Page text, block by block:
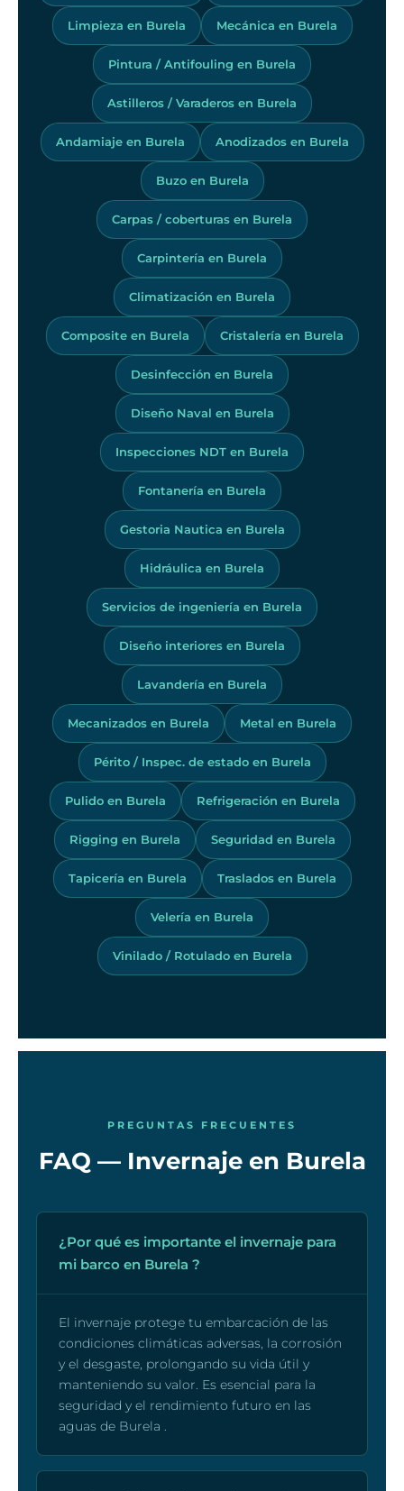
Limpieza en Burela Mecánica en Burela
Pintura / Antifouling en Burela
Astilleros / Varaderos en Burela
Andamiaje en Burela Anodizados en Burela
Buzo en Burela
Carpas / coberturas en Burela
Carpintería en Burela
Climatización en Burela
Composite en Burela Cristalería en Burela
Desinfección en Burela
Diseño Naval en Burela
Inspecciones NDT en Burela
Fontanería en Burela
Gestoria Nautica en Burela
Hidráulica en Burela
Servicios de ingeniería en Burela
Diseño interiores en Burela
Lavandería en Burela
Mecanizados en Burela Metal en Burela
Périto / Inspec. de estado en Burela
Pulido en Burela Refrigeración en Burela
Rigging en Burela Seguridad en Burela
Tapicería en Burela Traslados en Burela
Velería en Burela
Vinilado / Rotulado en Burela
PREGUNTAS FRECUENTES
FAQ — Invernaje en Burela
¿Por qué es importante el invernaje para
mi barco en Burela ?
El invernaje protege tu embarcación de las
condiciones climáticas adversas, la corrosión
y el desgaste, prolongando su vida útil y
manteniendo su valor. Es esencial para la
seguridad y el rendimiento futuro en las
aguas de Burela .